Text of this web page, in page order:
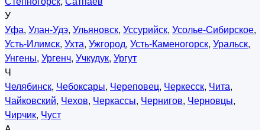
У
Уфа, Улан-Удэ, Ульяновск, Уссурийск, Усолье-Сибирское,
Усть-Илимск, Ухта, Ужгород, Усть-Каменогорск, Уральск,
Унгены, Ургенч, Учкудук, Ургут
Ч
Челябинск, Чебоксары, Череповец, Черкесск, Чита,
Чайковский, Чехов, Черкассы, Чернигов, Черновцы,
Чирчик, Чуст